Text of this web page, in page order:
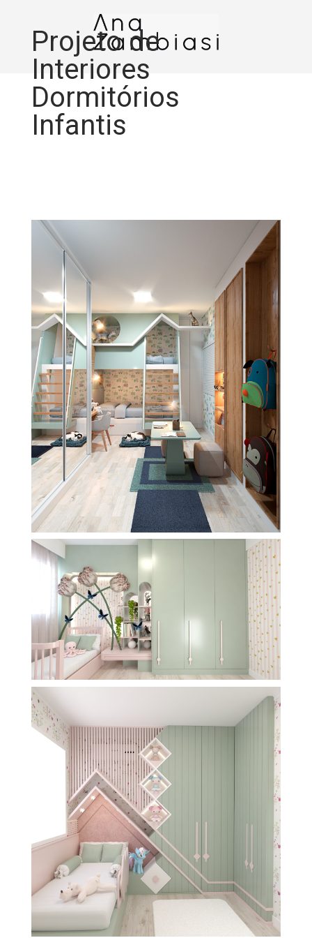
Projeto de
Interiores
Dormitórios
Infantis